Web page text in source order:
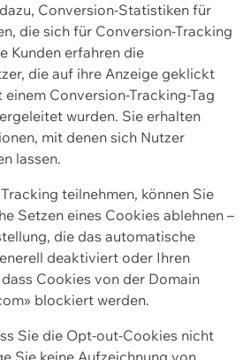
Conversion-Statistiken für
die sich für Conversion-Tracking
Kunden erfahren die
die auf ihre Anzeige geklickt
einem Conversion-Tracking-Tag
wurden. Sie erhalten
mit denen sich Nutzer
lassen.
teilnehmen, können Sie
Setzen eines Cookies ablehnen –
die das automatische
deaktiviert oder Ihren
Cookies von der Domain
blockiert werden.
Sie die Opt-out-Cookies nicht